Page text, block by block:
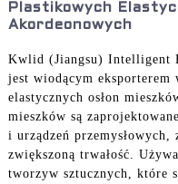
Plastikowych
Akordeonowych
Kwlid (Jiangsu) Intelligent
jest wiodącym
elastycznych osłon
mieszków są
i urządzeń przemysłowych,
zwiększoną trwałość.
tworzyw sztucznych, które